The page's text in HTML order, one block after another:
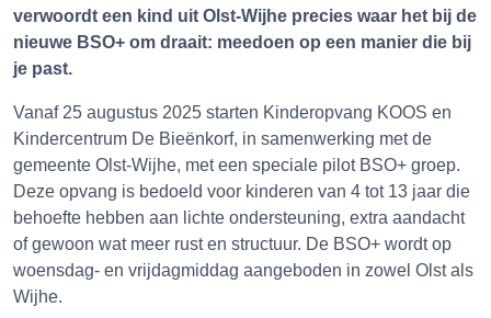
verwoordt een kind uit Olst-Wijhe precies waar het bij de
nieuwe BSO+ om draait: meedoen op een manier die bij
je past.
Vanaf 25 augustus 2025 starten Kinderopvang KOOS en
Kindercentrum De Bieënkorf, in samenwerking met de
gemeente Olst-Wijhe, met een speciale pilot BSO+ groep.
Deze opvang is bedoeld voor kinderen van 4 tot 13 jaar die
behoefte hebben aan lichte ondersteuning, extra aandacht
of gewoon wat meer rust en structuur. De BSO+ wordt op
woensdag- en vrijdagmiddag aangeboden in zowel Olst als
Wijhe.